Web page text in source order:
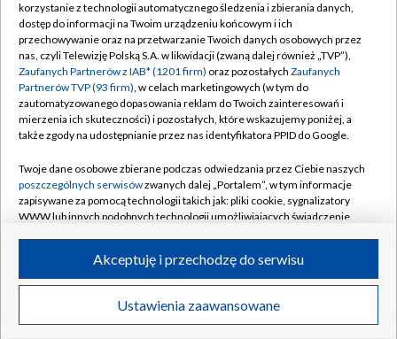
TVP
Abonament TVP
Emisja w TVP
Centrum informacji TVP
Naziemna Telewizja Cyfrowa
Rada Programowa
System NOS
Informacje o nadawcy
Program dla prasy
Ogłoszenie przetargowe
Regulamin TVP
Polityka prywatności
Moje zgody
Pomoc
Kontakt
Kanały
©2026 Telewizja Polska S.A. w likwidacji
korzystanie z technologii automatycznego śledzenia i zbierania danych,
dostęp do informacji na Twoim urządzeniu końcowym i ich
przechowywanie oraz na przetwarzanie Twoich danych osobowych przez
nas, czyli Telewizję Polską S.A. w likwidacji (zwaną dalej również „TVP”),
Zaufanych Partnerów z IAB* (1201 firm) oraz pozostałych Zaufanych
Partnerów TVP (93 firm), w celach marketingowych (w tym do
zautomatyzowanego dopasowania reklam do Twoich zainteresowań i
mierzenia ich skuteczności) i pozostałych, które wskazujemy poniżej, a
także zgody na udostępnianie przez nas identyfikatora PPID do Google.
Twoje dane osobowe zbierane podczas odwiedzania przez Ciebie naszych
poszczególnych serwisówzwanych dalej „Portalem”, w tym informacje
zapisywane za pomocą technologii takich jak: pliki cookie, sygnalizatory
WWW lub innych podobnych technologii umożliwiających świadczenie
ruchu w Internecie.
Twoje dane osobowe zbierane podczas odwiedzania przez Ciebie
poszczególnych serwisówna Portalu, takie jak adresy IP, identyfikatory
Ustawienia zaawansowane
Akceptuję i przechodzę do serwisu